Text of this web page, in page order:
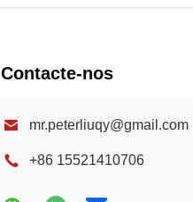
Contacte-nos
mr.peterliuqy@gmail.com
+86 15521410706